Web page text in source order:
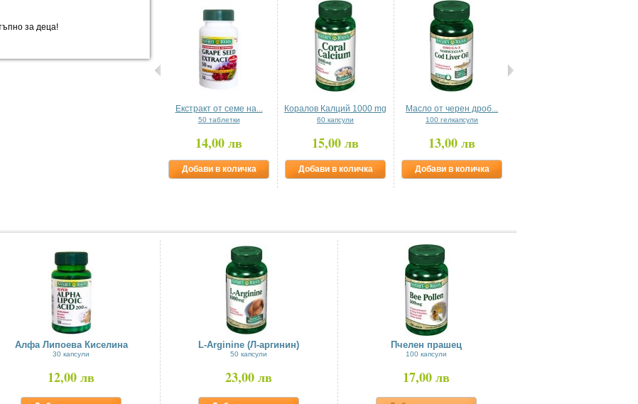
за деца!
Екстракт от семе на...
50 таблетки
14,00 лв
Добави в количка
Коралов Калций 1000 mg
60 капсули
15,00 лв
Добави в количка
Масло от черен дроб...
100 гелкапсули
13,00 лв
Добави в количка
Алфа Липоева Киселина
30 капсули
12,00 лв
L-Arginine (Л-аргинин)
50 капсули
23,00 лв
Пчелен прашец
100 капсули
17,00 лв